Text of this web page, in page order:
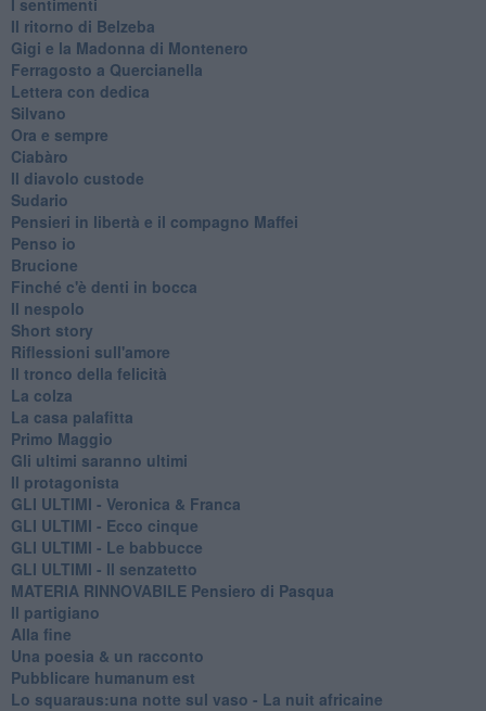
Il ritorno di Belzeba
Gigi e la Madonna di Montenero
Ferragosto a Quercianella
Lettera con dedica
Silvano
Ora e sempre
Ciabàro
Il diavolo custode
Sudario
Pensieri in libertà e il compagno Maffei
Penso io
Brucione
Finché c'è denti in bocca
Il nespolo
Short story
Riflessioni sull'amore
Il tronco della felicità
La colza
La casa palafitta
Primo Maggio
Gli ultimi saranno ultimi
Il protagonista
GLI ULTIMI - Veronica & Franca
GLI ULTIMI - Ecco cinque
GLI ULTIMI - Le babbucce
GLI ULTIMI - Il senzatetto
MATERIA RINNOVABILE Pensiero di Pasqua
Il partigiano
Alla fine
Una poesia & un racconto
Pubblicare humanum est
Lo squaraus:una notte sul vaso - La nuit africaine